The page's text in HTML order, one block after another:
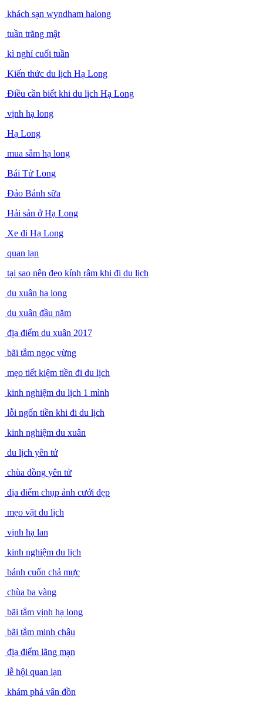
khách sạn wyndham halong
tuần trăng mật
kì nghỉ cuối tuần
Kiến thức du lịch Hạ Long
Điều cần biết khi du lịch Hạ Long
vịnh hạ long
Hạ Long
mua sắm hạ long
Bái Tử Long
Đảo Bánh sữa
Hải sản ở Hạ Long
Xe đi Hạ Long
quan lạn
tại sao nên đeo kính râm khi đi du lịch
du xuân hạ long
du xuân đầu năm
địa điểm du xuân 2017
bãi tắm ngọc vừng
mẹo tiết kiệm tiền đi du lịch
kinh nghiệm du lịch 1 mình
lỗi ngốn tiền khi đi du lịch
kinh nghiệm du xuân
du lịch yên tử
chùa đồng yên tử
địa điểm chụp ảnh cưới đẹp
mẹo vặt du lịch
vịnh hạ lan
kinh nghiệm du lịch
bánh cuốn chả mực
chùa ba vàng
bãi tắm vịnh hạ long
bãi tắm minh châu
địa điểm lãng mạn
lễ hội quan lạn
khám phá vân đồn